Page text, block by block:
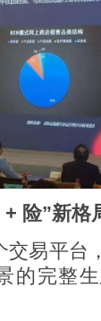
险”新格
易平台
的完整